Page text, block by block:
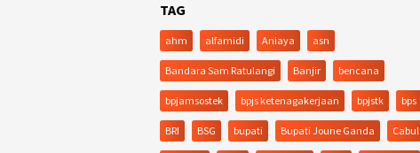
TAG
ahm alfamidi Aniaya asn
Bandara Sam Ratulangi Banjir bencana
bpjamsostek bpjs ketenagakerjaan bpjstk bps
BRI BSG bupati Bupati Joune Ganda Cabul